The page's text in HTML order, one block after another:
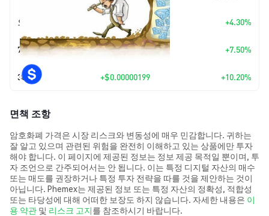
오늘 $0.00000089 +4.30%
7일 +$0.0000015 +7.50%
30일 +$0.00000199 +10.20%
면책 조항
암호화폐 가격은 시장 리스크와 변동성에 매우 민감합니다. 귀하는
잘 알고 있으며 관련된 위험을 완전히 이해하고 있는 상품에만 투자
해야 합니다. 이 페이지에 제공된 정보는 정보 제공 목적일 뿐이며, 투
자 조언으로 간주되어서는 안 됩니다. 이는 특정 디지털 자산의 매수
또는 매도를 권장하거나 특정 투자 전략을 따를 것을 제안하는 것이
아닙니다. Phemex는 제공된 정보 또는 특정 자산의 정확성, 적합성
또는 타당성에 대해 어떠한 보장도 하지 않습니다. 자세한 내용은 이
용 약관 및 리스크 고지를 참조하시기 바랍니다.